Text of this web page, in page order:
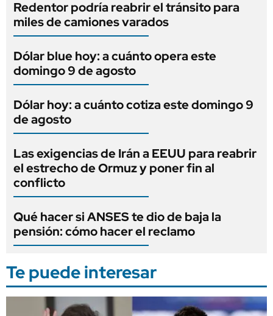
Redentor podría reabrir el tránsito para
miles de camiones varados
Dólar blue hoy: a cuánto opera este
domingo 9 de agosto
Dólar hoy: a cuánto cotiza este domingo 9
de agosto
Las exigencias de Irán a EEUU para reabrir
el estrecho de Ormuz y poner fin al
conflicto
Qué hacer si ANSES te dio de baja la
pensión: cómo hacer el reclamo
Te puede interesar